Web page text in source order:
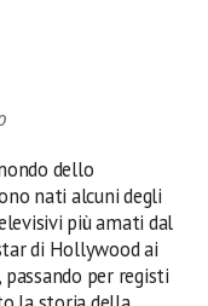
dello
nati alcuni degli
più amati dal
di Hollywood ai
per registi